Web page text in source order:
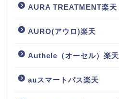
AURA TREATMENT楽天
AURO(アウロ)楽天
Authele（オーセル）楽天
auスマートパス楽天